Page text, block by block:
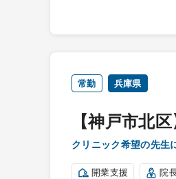
常勤 兵庫県
【神戸市北
クリニック希望の先生
開業支援 院